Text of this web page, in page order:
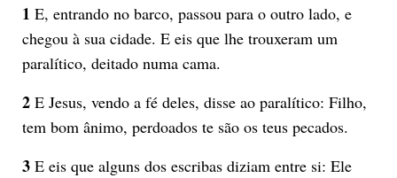
1 E, entrando no barco, passou para o outro lado, e
chegou à sua cidade. E eis que lhe trouxeram um
paralítico, deitado numa cama.
2E Jesus, vendo a fé deles, disse ao paralítico: Filho,
tem bom ânimo, perdoados te são os teus pecados.
3E eis que alguns dos escribas diziam entre si: Ele